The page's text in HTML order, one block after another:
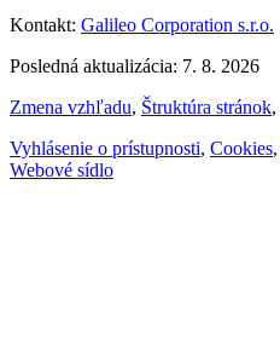
Kontakt: Galileo Corporation s.r.o.
Posledná aktualizácia: 7. 8. 2026
Zmena vzhľadu, Štruktúra stránok,
Vyhlásenie o prístupnosti, Cookies,
Webové sídlo